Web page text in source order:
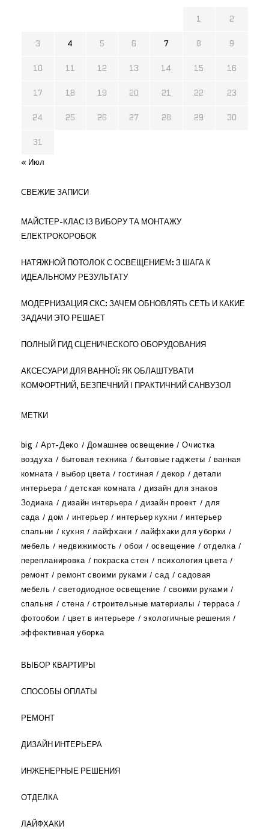
1 2
3 4 5 6 7 8 9
10 11 12 13 14 15 16
17 18 19 20 21 22 23
24 25 26 27 28 29 30
31
« Июл
СВЕЖИЕ ЗАПИСИ
МАЙСТЕР-КЛАС ІЗ ВИБОРУ ТА МОНТАЖУ
ЕЛЕКТРОКОРОБОК
НАТЯЖНОЙ ПОТОЛОК С ОСВЕЩЕНИЕМ: 3 ШАГА К
ИДЕАЛЬНОМУ РЕЗУЛЬТАТУ
МОДЕРНИЗАЦИЯ СКС: ЗАЧЕМ ОБНОВЛЯТЬ СЕТЬ И КАКИЕ
ЗАДАЧИ ЭТО РЕШАЕТ
ПОЛНЫЙ ГИД СЦЕНИЧЕСКОГО ОБОРУДОВАНИЯ
АКСЕСУАРИ ДЛЯ ВАННОЇ: ЯК ОБЛАШТУВАТИ
КОМФОРТНИЙ, БЕЗПЕЧНИЙ І ПРАКТИЧНИЙ САНВУЗОЛ
МЕТКИ
big Арт-Деко Домашнее освещение
Очистка
воздуха
бытовая техника бытовые гаджеты
ванная
комната
выбор цвета гостиная декор
детали
интерьера
детская комната
дизайн для знаков
Зодиака
дизайн интерьера дизайн проект
для
сада
дом интерьер интерьер кухни
интерьер
спальни
кухня лайфхаки
лайфхаки для уборки
мебель
недвижимость обои освещение
отделка
перепланировка
покраска стен
психология цвета
ремонт
ремонт своими руками сад
садовая
мебель
светодиодное освещение
своими руками
спальня
стена строительные материалы
терраса
фотообои
цвет в интерьере
экологичные решения
эффективная уборка
ВЫБОР КВАРТИРЫ
СПОСОБЫ ОПЛАТЫ
РЕМОНТ
ДИЗАЙН ИНТЕРЬЕРА
ИНЖЕНЕРНЫЕ РЕШЕНИЯ
ОТДЕЛКА
ЛАЙФХАКИ